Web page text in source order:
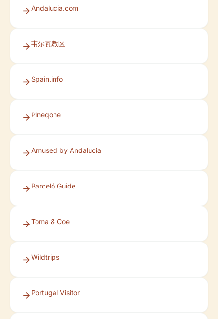
Andalucia.com
韦尔瓦教区
Spain.info
Pineqone
Amused by Andalucia
Barceló Guide
Toma & Coe
Wildtrips
Portugal Visitor